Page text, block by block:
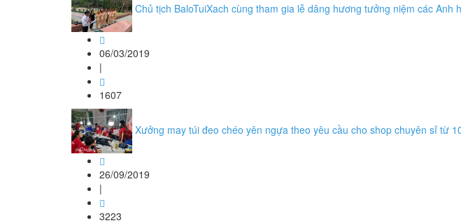
Chủ tịch BaloTuiXach cùng tham gia lễ dâng hương tưởng niệm các Anh
06/03/2019
|
1607
Xưởng may túi đeo chéo yên ngựa theo yêu cầu cho shop chuyên sỉ từ
26/09/2019
|
3223